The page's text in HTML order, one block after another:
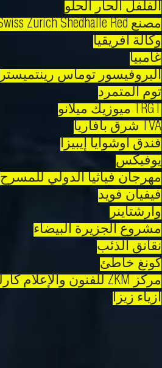
الفلفل الحار الحلو
مصنع Swiss Zurich Shedhalle Red
وكالة افريقيا
غامبيا
البروفيسور توماس رينتميستر
توم المتمرد
TRGT ميوزيك ميلانو
TVA شرق بافاريا
فندق أوشوايا إيبيزا
يوفيكس
مهرجان فياثيا الدولي للمسرح
فيفيان فويد
وارشتاينر
مشروع الجزيرة البيضاء
نقانق الذئب
كونغ خاطئ
مركز ZKM للفنون والإعلام كارلسروه
أزياء زيزا